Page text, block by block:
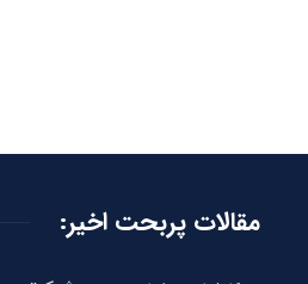
مقالات پربحت اخیر: